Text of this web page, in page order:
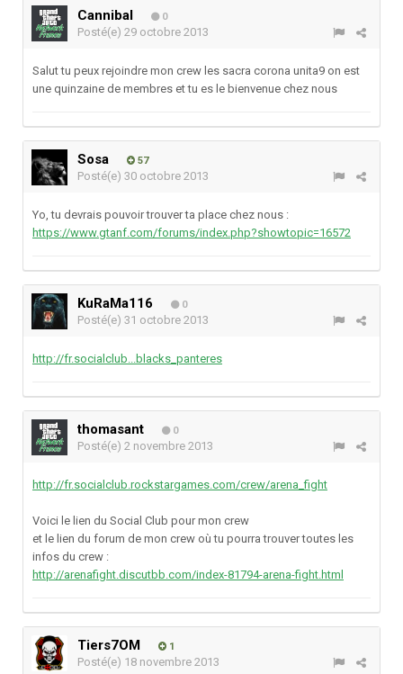
Cannibal 0
Posté(e) 29 octobre 2013
Salut tu peux rejoindre mon crew les sacra corona unita9 on est
une quinzaine de membres et tu es le bienvenue chez nous
Sosa 57
Posté(e) 30 octobre 2013
Yo, tu devrais pouvoir trouver ta place chez nous :
https://www.gtanf.com/forums/index.php?showtopic=16572
KuRaMa116 0
Posté(e) 31 octobre 2013
http://fr.socialclub...blacks_panteres
thomasant 0
Posté(e) 2 novembre 2013
http://fr.socialclub.rockstargames.com/crew/arena_fight
Voici le lien du Social Club pour mon crew
et le lien du forum de mon crew où tu pourra trouver toutes les
infos du crew :
http://arenafight.discutbb.com/index-81794-arena-fight.html
Tiers7OM 1
Posté(e) 18 novembre 2013